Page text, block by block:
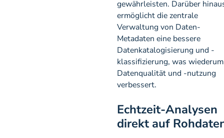
gewährleisten. Darüber
ermöglicht die zentrale
Verwaltung von Daten-
Metadaten eine bessere
Datenkatalogisierung und -
klassifizierung, was
Datenqualität und -nutzung
verbessert.
Echtzeit-Analysen
direkt auf